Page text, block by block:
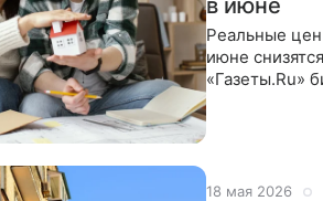
в июне
Реальные
июне
«Газеты.Ru»
18 мая 2026